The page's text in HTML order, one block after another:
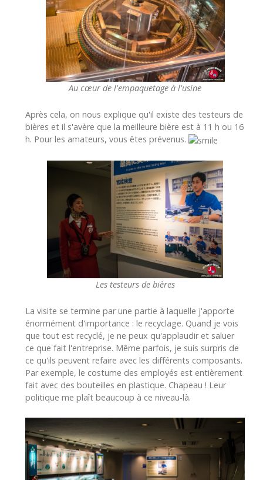
Au cœur de l'empaquetage à l'usine
Après cela, on nous explique qu'il existe des testeurs de
bières et il s'avère que la meilleure bière est à 11 h ou 16
h. Pour les amateurs, vous êtes prévenus.
Les testeurs de bières
La visite se termine par une partie à laquelle j'apporte
énormément d'importance : le recyclage. Quand je vois
que tout est recyclé, je ne peux qu'applaudir et saluer
ce que fait l'entreprise. Même parfois, je suis surpris de
ce qu'ils peuvent refaire avec les différents composants.
Par exemple, le costume des employés est entièrement
fait avec des bouteilles en plastique. Chapeau ! Leur
politique me plaît beaucoup à ce niveau-là.